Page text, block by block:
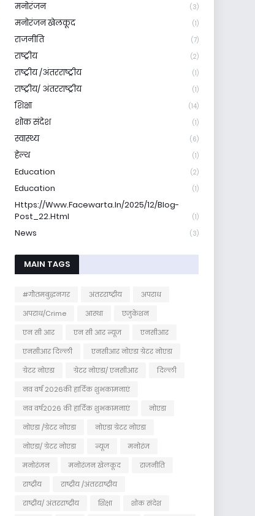
मनोरंजन (3)
मनोरंजन खेलकूद (1)
राजनीति (7)
राष्ट्रीय (2)
राष्ट्रीय /अंतरराष्ट्रीय (1)
राष्ट्रीय/ अंतरराष्ट्रीय (1)
शिक्षा (14)
शोक संदेश (1)
स्वास्थ्य (6)
हेल्थ (1)
Education (2)
Education (1)
Https://www.facewarta.in/2025/12/blog-
Post_22.html
(1)
News (3)
MAIN TAGS
#गौतमबुद्धनगर अंतरराष्ट्रीय
अपराध
अपराध/Crime
आस्था
एजुकेशन
एन सी आर
एन सी आर न्यूज
एनसीआर
एनसीआर दिल्ली
एनसीआर नोएडा ग्रेटर नोएडा
ग्रेटर नोएडा
ग्रेटर नोएडा/ एनसीआर
दिल्ली
नव वर्ष 2026की हार्दिक शुभकामनाएं
नव वर्ष2026 की हार्दिक शुभकामनाएं
नोएडा
नोएडा /ग्रेटर नोएडा
नोएडा ग्रेटर नोएडा
नोएडा/ ग्रेटर नोएडा
न्यूज
मनोरंज
मनोरंजन
मनोरंजन खेलकूद
राजनीति
राष्ट्रीय
राष्ट्रीय /अंतरराष्ट्रीय
राष्ट्रीय/ अंतरराष्ट्रीय
शिक्षा शोक संदेश